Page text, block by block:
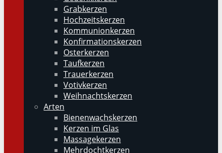
Grabkerzen
Hochzeitskerzen
Kommunionkerzen
Konfirmationskerzen
Osterkerzen
Taufkerzen
Trauerkerzen
Votivkerzen
Weihnachtskerzen
Arten
Bienenwachskerzen
Kerzen im Glas
Massagekerzen
Mehrdochtkerzen